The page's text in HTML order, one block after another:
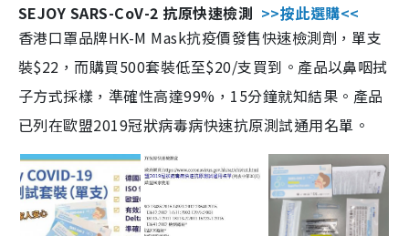
SEJOY SARS-CoV-2 抗原快速檢測 >>按此選購<<
香港口罩品牌HK-M Mask抗疫價發售快速檢測劑，單支
裝$22，而購買500套裝低至$20/支買到。產品以鼻咽拭
子方式採樣，準確性高達99%，15分鐘就知結果。產品
已列在歐盟2019冠狀病毒病快速抗原測試通用名單。